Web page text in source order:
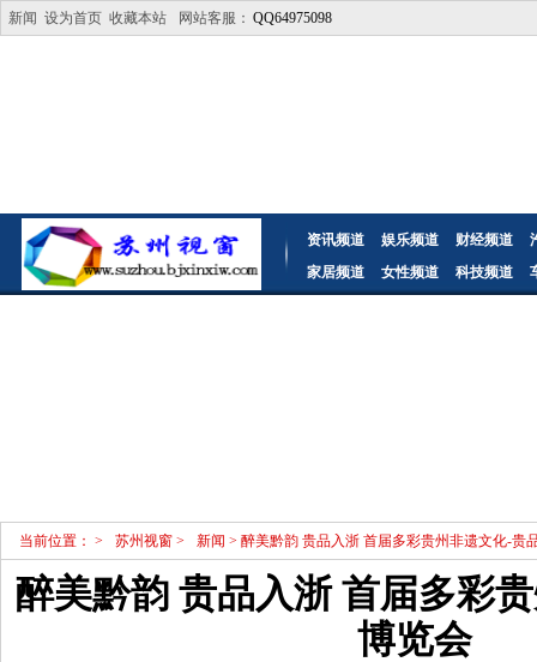
新闻 设为首页 收藏本站 网站客服： QQ64975098
资讯频道 娱乐频道 财经频道
家居频道
女性频道 科技频道
当前位置： > 苏州视窗 > 新闻 > 醉美黔韵 贵品入浙 首届多彩贵州非遗文化-贵
醉美黔韵 贵品入浙 首届多彩
博览会